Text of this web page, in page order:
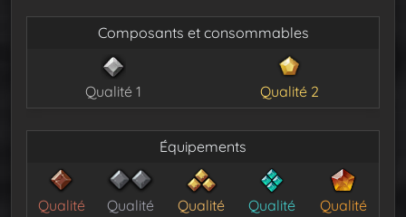
Composants et consommables
Qualité 1 Qualité 2
Équipements
Qualité
Qualité
Qualité
Qualité
Qualité